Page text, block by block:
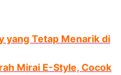
yang Tetap Menarik di
Mirai E-Style, Cocok